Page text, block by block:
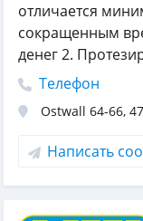
отличается
сокращенным
денег 2.
Телефон
Ostwall 64-66,
Написать